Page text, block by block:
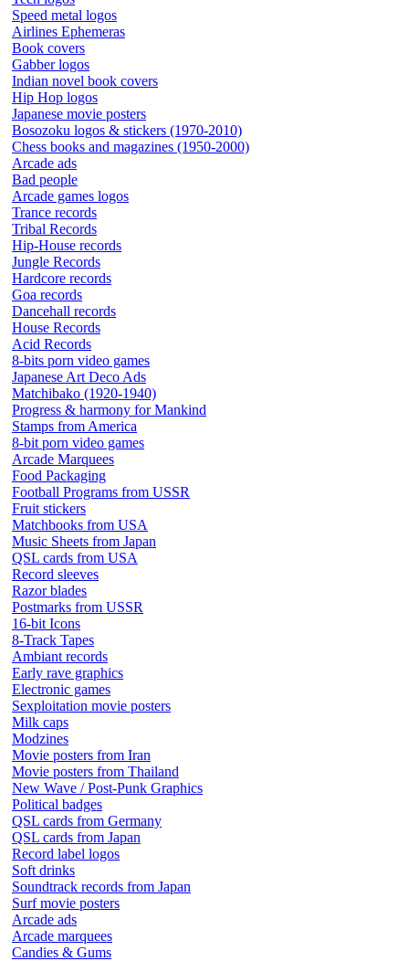
Speed metal logos
Airlines Ephemeras
Book covers
Gabber logos
Indian novel book covers
Hip Hop logos
Japanese movie posters
Bosozoku logos & stickers (1970-2010)
Chess books and magazines (1950-2000)
Arcade ads
Bad people
Arcade games logos
Trance records
Tribal Records
Hip-House records
Jungle Records
Hardcore records
Goa records
Dancehall records
House Records
Acid Records
8-bits porn video games
Japanese Art Deco Ads
Matchibako (1920-1940)
Progress & harmony for Mankind
Stamps from America
8-bit porn video games
Arcade Marquees
Food Packaging
Football Programs from USSR
Fruit stickers
Matchbooks from USA
Music Sheets from Japan
QSL cards from USA
Record sleeves
Razor blades
Postmarks from USSR
16-bit Icons
8-Track Tapes
Ambiant records
Early rave graphics
Electronic games
Sexploitation movie posters
Milk caps
Modzines
Movie posters from Iran
Movie posters from Thailand
New Wave / Post-Punk Graphics
Political badges
QSL cards from Germany
QSL cards from Japan
Record label logos
Soft drinks
Soundtrack records from Japan
Surf movie posters
Arcade ads
Arcade marquees
Candies & Gums